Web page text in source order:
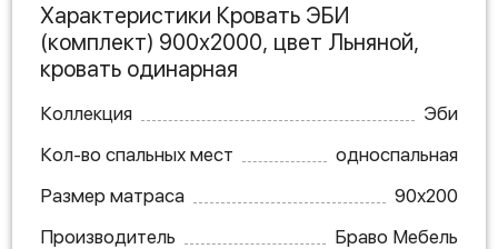
Характеристики Кровать ЭБИ
(комплект) 900х2000, цвет Льняной,
кровать одинарная
Коллекция
Эби
Кол-во спальных мест
односпальная
Размер матраса
90х200
Производитель
Браво Мебель